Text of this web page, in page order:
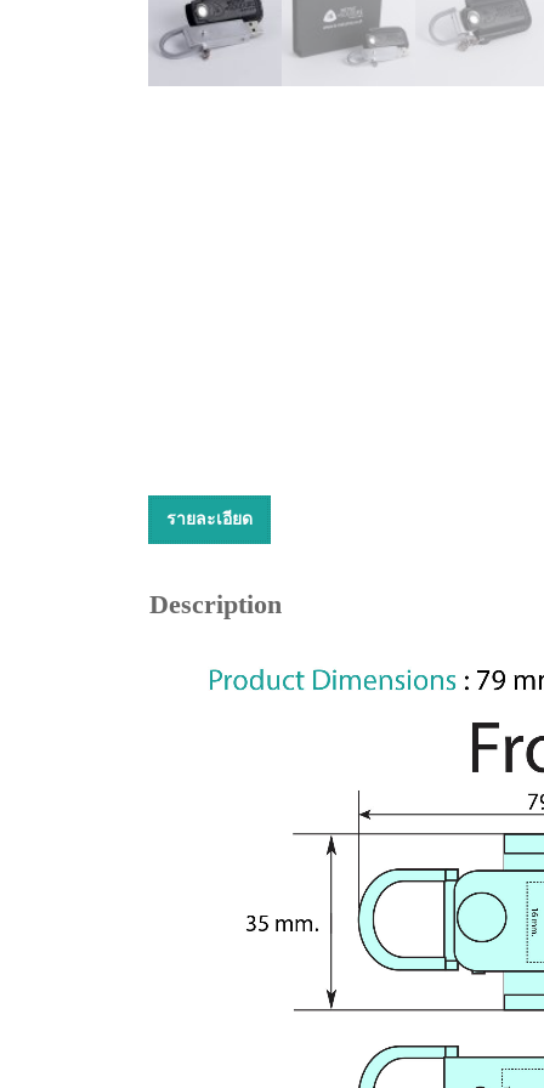
รายละเอียด
Description